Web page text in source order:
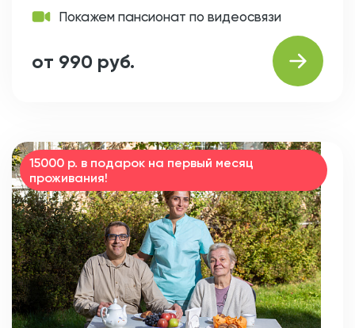
Покажем пансионат по видеосвязи
от 990 руб.
15000 р. в подарок на первый месяц
проживания!